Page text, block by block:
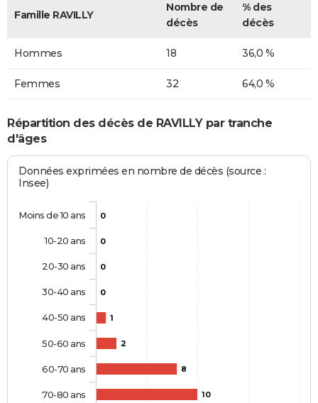
Famille RAVILLY
Nombre de
décès
% des
décès
Hommes 18 36,0 %
Femmes 32 64,0 %
Répartition des décès de RAVILLY par tranche
d'âges
Données exprimées en nombre de décès (source :
Insee)
0
0
0
0
1
2
8
10
Moins de 10 ans
10-20 ans
20-30 ans
30-40 ans
40-50 ans
50-60 ans
60-70 ans
70-80 ans